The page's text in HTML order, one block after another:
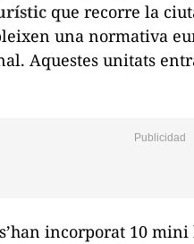
que recorre la
una normativa
Aquestes unitats
incorporat 10